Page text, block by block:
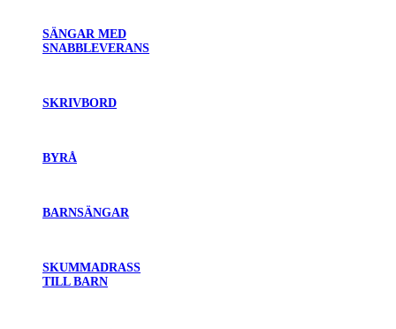
SÄNGAR MED
SNABBLEVERANS
SKRIVBORD
BYRÅ
BARNSÄNGAR
SKUMMADRASS
TILL BARN